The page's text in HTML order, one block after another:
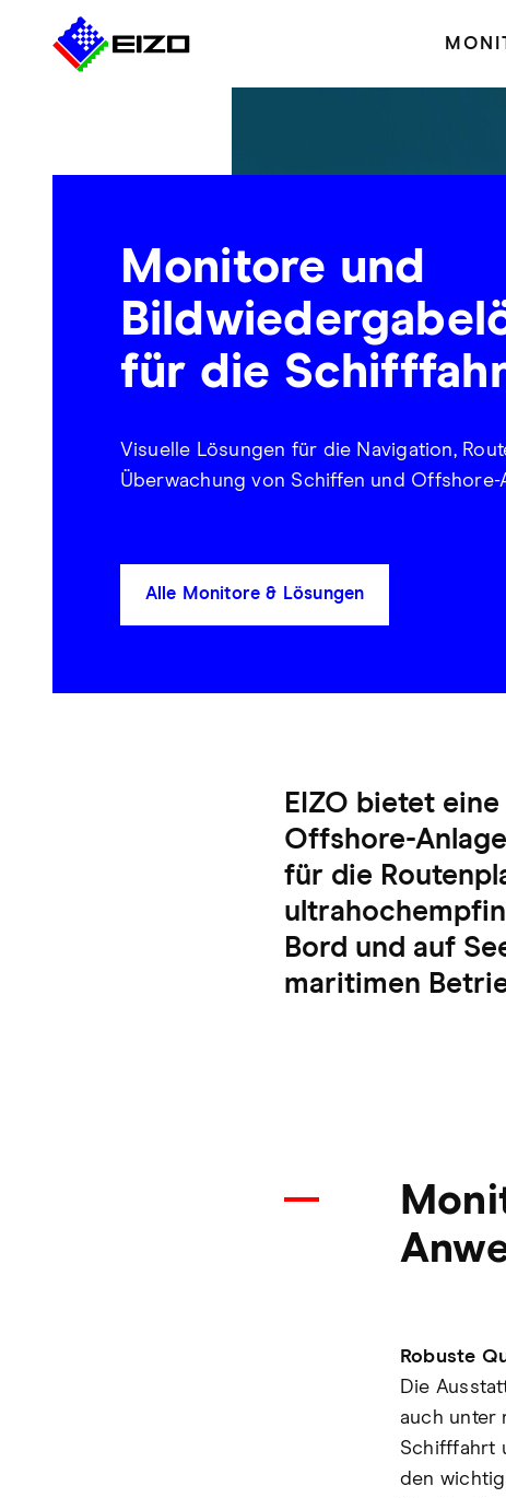
Monitore und
für die
Visuelle Lösungen für die Navigation,
Überwachung von Schiffen und Offshore-
Alle Monitore & Lösungen
EIZO bietet
Offshore-
für die
Bord und auf
maritimen
Robuste
Die
auch unter
Schifffahrt
den